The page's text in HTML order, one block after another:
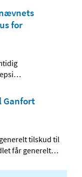
for
…
Ganfort
tilskud til
får generelt…